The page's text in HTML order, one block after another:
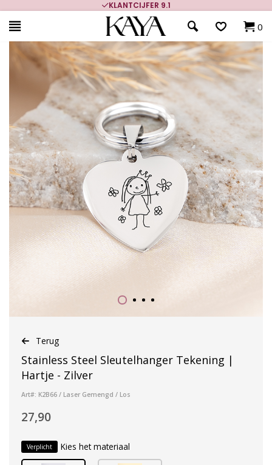
KLANTCIJFER 9.1
0
Terug
Stainless Steel Sleutelhanger Tekening |
Hartje - Zilver
Art#: K2B66 / Laser Gemengd / Los
27,90
Verplicht Kies het materiaal